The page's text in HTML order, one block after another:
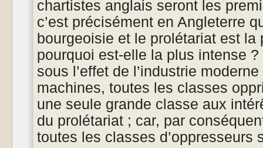
chartistes anglais seront les
c’est précisément en Angleterre
bourgeoisie et le prolétariat est la
pourquoi est-elle la plus intense
sous l’effet de l’industrie
machines, toutes les classes
une seule grande classe aux
du prolétariat ; car, par
toutes les classes d’oppresseurs